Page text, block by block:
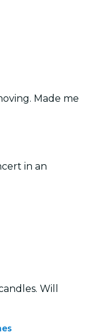
Made me
in an
Will